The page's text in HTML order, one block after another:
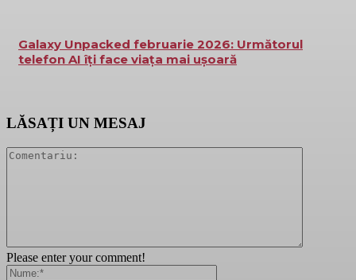
Galaxy Unpacked februarie 2026: Următorul
telefon AI îți face viața mai ușoară
LĂSAȚI UN MESAJ
Please enter your comment!